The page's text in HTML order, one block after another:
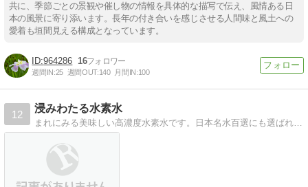
共に、季節ごとの景観や催し物の情報を具体的な描写で伝え、風情ある日
本の風景に寄り添います。長年の付き合いを感じさせる人間味と風土への
愛着も垣間見える構成となっています。
964286 16
週間IN:25 週間OUT:140 月間IN:100
12
浸みわたる水素水
まれにみる美味しい高濃度水素水です。日本名水百選にも選ばれた熊本県菊池の天然水を使用した高濃度水素水のﾌﾞﾛｸﾞです